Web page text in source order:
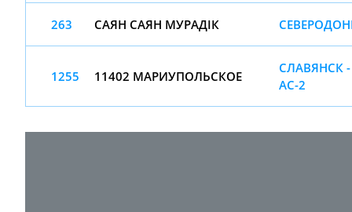
263 САЯН САЯН МУРАДІК
1255 11402 МАРИУПОЛЬСКОЕ
СЛАВЯНСК
АС-2